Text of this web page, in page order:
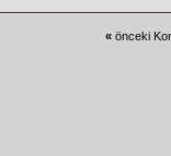
« önceki